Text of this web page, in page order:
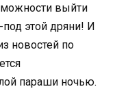
выйти
этой дряни! И
новостей по
параши ночью.